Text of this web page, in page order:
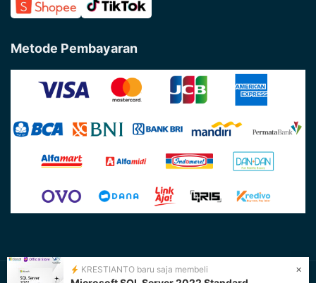
Metode Pembayaran
@Copyright 2026 - Farinotech byPT. Farino Teknologi
KRESTIANTO baru saja membeli ×